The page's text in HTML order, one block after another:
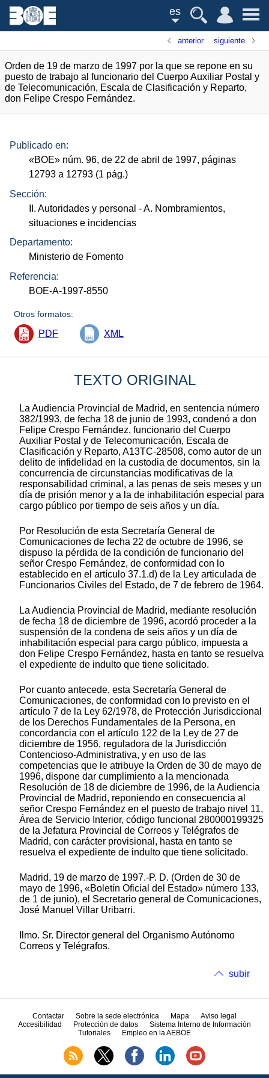
es
anterior siguiente
Orden de 19 de marzo de 1997 por la que se repone en su
puesto de trabajo al funcionario del Cuerpo Auxiliar Postal y
de Telecomunicación, Escala de Clasificación y Reparto,
don Felipe Crespo Fernández.
Publicado en:
«BOE» núm. 96, de 22 de abril de 1997, páginas
12793 a 12793 (1 pág.)
Sección:
II. Autoridades y personal - A. Nombramientos,
situaciones e incidencias
Departamento:
Ministerio de Fomento
Referencia:
BOE-A-1997-8550
Otros formatos:
PDF XML
TEXTO ORIGINAL
La Audiencia Provincial de Madrid, en sentencia número
382/1993, de fecha 18 de junio de 1993, condenó a don
Felipe Crespo Fernández, funcionario del Cuerpo
Auxiliar Postal y de Telecomunicación, Escala de
Clasificación y Reparto, A13TC-28508, como autor de un
delito de infidelidad en la custodia de documentos, sin la
concurrencia de circunstancias modificativas de la
responsabilidad criminal, a las penas de seis meses y un
día de prisión menor y a la de inhabilitación especial para
cargo público por tiempo de seis años y un día.
Por Resolución de esta Secretaría General de
Comunicaciones de fecha 22 de octubre de 1996, se
dispuso la pérdida de la condición de funcionario del
señor Crespo Fernández, de conformidad con lo
establecido en el artículo 37.1.d) de la Ley articulada de
Funcionarios Civiles del Estado, de 7 de febrero de 1964.
La Audiencia Provincial de Madrid, mediante resolución
de fecha 18 de diciembre de 1996, acordó proceder a la
suspensión de la condena de seis años y un día de
inhabilitación especial para cargo público, impuesta a
don Felipe Crespo Fernández, hasta en tanto se resuelva
el expediente de indulto que tiene solicitado.
Por cuanto antecede, esta Secretaría General de
Comunicaciones, de conformidad con lo previsto en el
artículo 7 de la Ley 62/1978, de Protección Jurisdiccional
de los Derechos Fundamentales de la Persona, en
concordancia con el artículo 122 de la Ley de 27 de
diciembre de 1956, reguladora de la Jurisdicción
Contencioso-Administrativa, y en uso de las
competencias que le atribuye la Orden de 30 de mayo de
1996, dispone dar cumplimiento a la mencionada
Resolución de 18 de diciembre de 1996, de la Audiencia
Provincial de Madrid, reponiendo en consecuencia al
señor Crespo Fernández en el puesto de trabajo nivel 11,
Área de Servicio Interior, código funcional 280000199325
de la Jefatura Provincial de Correos y Telégrafos de
Madrid, con carácter provisional, hasta en tanto se
resuelva el expediente de indulto que tiene solicitado.
Madrid, 19 de marzo de 1997.-P. D. (Orden de 30 de
mayo de 1996, «Boletín Oficial del Estado» número 133,
de 1 de junio), el Secretario general de Comunicaciones,
José Manuel Villar Uribarri.
Ilmo. Sr. Director general del Organismo Autónomo
Correos y Telégrafos.
subir
Contactar Sobre la sede electrónica Mapa
Aviso legal
Accesibilidad
Protección de datos
Sistema Interno de Información
Tutoriales
Empleo en la AEBOE